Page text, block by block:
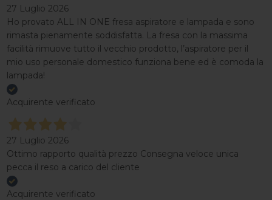
27 Luglio 2026
Ho provato ALL IN ONE fresa aspiratore e lampada e sono
rimasta pienamente soddisfatta. La fresa con la massima
facilità rimuove tutto il vecchio prodotto, l’aspiratore per il
mio uso personale domestico funziona bene ed è comoda la
lampada!
Acquirente verificato
27 Luglio 2026
Ottimo rapporto qualità prezzo Consegna veloce unica
pecca il reso a carico del cliente
Acquirente verificato